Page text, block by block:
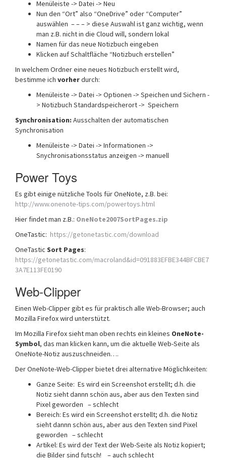
Menüleiste -> Datei -> Neu
Nun den “Ort” also “OneDrive” oder “Computer”
auswählen – – – > diese Auswahl ist ganz wichtig, wenn
man z.B. nicht in die Cloud will, sondern lokal
Namen für das neue Notizbuch eingeben
Klicken auf Schaltfläche “Notizbuch erstellen”
In welchem Ordner eine neues Notizbuch erstellt wird,
bestimme ich vorherdurch:
Menüleiste -> Datei -> Optionen -> Speichen und Sichern -
> Notizbuch Standardspeicherort -> Speichern
Synchronisation: Ausschalten der automatischen
Synchronisation
Menüleiste -> Datei -> Informationen ->
Snychronisationsstatus anzeigen -> manuell
Power Toys
Es gibt einige nützliche Tools für OneNote, z.B. bei:
http://www.onenote-tips.com/powertoys.html
Hier findet man z.B.: OneNote2007SortPages.zip
OneTastic: https://getonetastic.com/download
OneTastic Sort Pages:
https://getonetastic.com/macroland&id=091883EFBE344BFCBE7
3A7E113FE0190
Web-Clipper
Einen Web-Clipper gibt es für praktisch alle Web-Browser; auch
Mozilla Firefox wird unterstützt.
Im Mozilla Firefox sieht man oben rechts ein kleines OneNote-
Symbol, das man klicken kann, um die aktuelle Web-Seite als
OneNote-Notiz auszuschneiden….
Der OneNote-Web-Clipper bietet drei alternative Möglichkeiten:
Ganze Seite: Es wird ein Screenshot erstellt; d.h. die
Notiz sieht dannn schön aus, aber aus den Texten sind
Pixel geworden – schlecht
Bereich: Es wird ein Screenshot erstellt; d.h. die Notiz
sieht dannn schön aus, aber aus den Texten sind Pixel
geworden – schlecht
Artikel: Es wird der Text der Web-Seite als Notiz kopiert;
die Bilder sind futsch! – auch schlecht